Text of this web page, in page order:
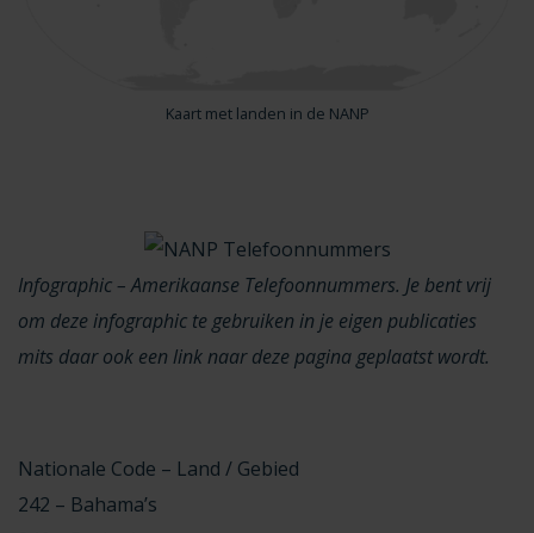
Kaart met landen in de NANP
Infographic – Amerikaanse Telefoonnummers. Je bent vrij
om deze infographic te gebruiken in je eigen publicaties
mits daar ook een link naar deze pagina geplaatst wordt.
Nationale Code – Land / Gebied
242 – Bahama’s